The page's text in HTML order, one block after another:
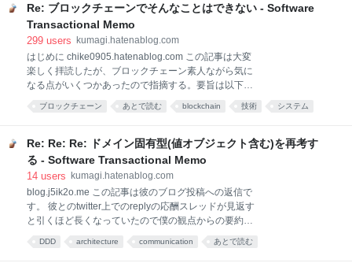
それらの本を崇める事は悪
てくるまで使い倒されるのは日常茶飯事である。 サー
ビスを負荷の前提の上に定義する クラウドより前の時
代においてサービスを支えるマシンは「ロードアベレ
マシンを増やして負荷を分散する」というノリのベス
トプラクティスがよく言われていたがそれはサーバ資
源の確保にそれなりに時間がかかる時代の常識であっ
て、クラウド時代でサーバは分単位で確保できるよう
Re: ブロックチェーンでそんなことはできない - Software
Transactional Memo
299 users
kumagi.hatenablog.com
はじめに chike0905.hatenablog.com この記事は大変
楽しく拝読したが、ブロックチェーン素人ながら気に
なる点がいくつかあったので指摘する。要旨は以下で
ある。 タイトルで「できない」と言ってる割には「で
きるけど筋が悪い」だけに見える 研究中で結論が出て
ないか 文体が学術めいている割には用語の使い方がや
や雑に見える ブロックチェーンに「不可能」な事にフ
ォーカスすべき 浮足立つ界隈に対して問題提起するな
見えてしまう批判はかえって混乱を招く恐れすらある
ノードの独立性 各自で検証し、他のノードに依存する
プロセスは本定義のブロックチェーンの動作の中には
含まれない。 従って、他のノードに何かを問い合わせ
ブロックチェーン あとで読む blockchain 技術 システム
Re: Re: Re: ドメイン固有型(値オブジェクト含む)を再考す
る - Software Transactional Memo
14 users
kumagi.hatenablog.com
blog.j5ik2o.me この記事は彼のブログ投稿への返信で
す。 彼とのtwitter上でのreplyの応酬スレッドが見返す
と引くほど長くなっていたので僕の観点からの要約を
纏める。予め断っておくとこれは本当に自転車置き場
の議論以外の何物でもなく、技術的な学びはどこにも
DDD architecture communication あとで読む